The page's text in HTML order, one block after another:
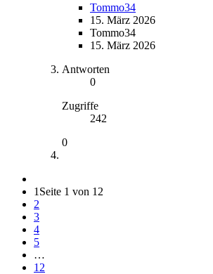
Tommo34
15. März 2026
Tommo34
15. März 2026
Antworten
0
Zugriffe
242
0
1 Seite 1 von 12
2
3
4
5
…
12